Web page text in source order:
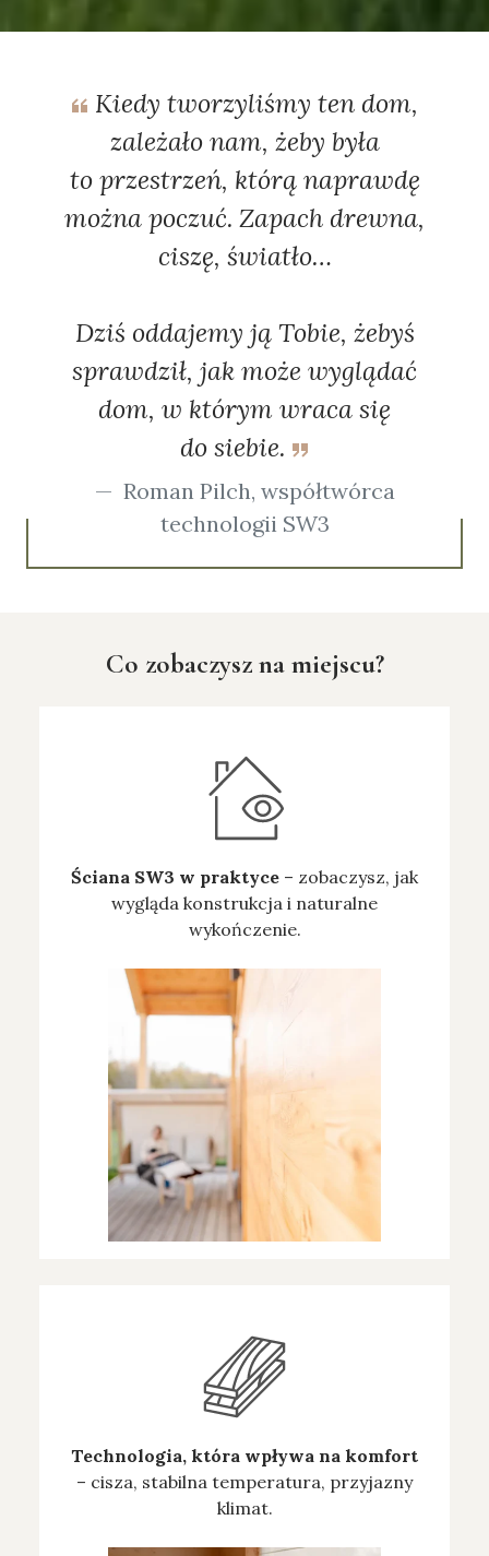
Kiedy tworzyliśmy ten dom,
zależało nam, żeby była
to przestrzeń, którą naprawdę
można poczuć. Zapach drewna,
ciszę, światło…
Dziś oddajemy ją Tobie, żebyś
sprawdził, jak może wyglądać
dom, w którym wraca się
do siebie.
Roman Pilch, współtwórca
technologii SW3
Co zobaczysz na miejscu?
Ściana SW3 w praktyce – zobaczysz, jak
wygląda konstrukcja i naturalne
wykończenie.
Technologia, która wpływa na komfort
– cisza, stabilna temperatura, przyjazny
klimat.